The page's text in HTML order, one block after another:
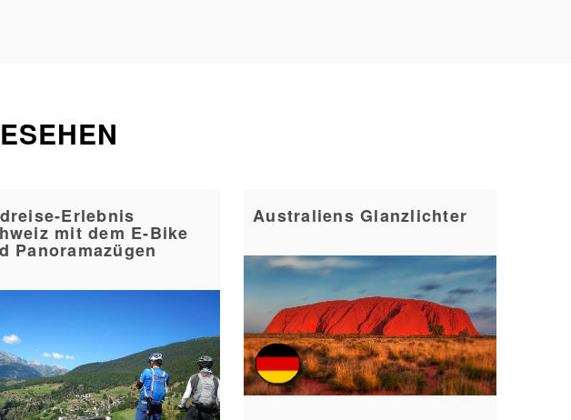
Erlebnis
mit dem E-Bike
Panoramazügen
Australiens Glanzlichter